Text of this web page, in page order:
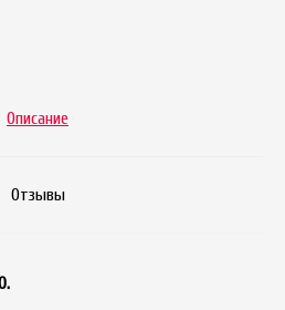
Описание
Отзывы